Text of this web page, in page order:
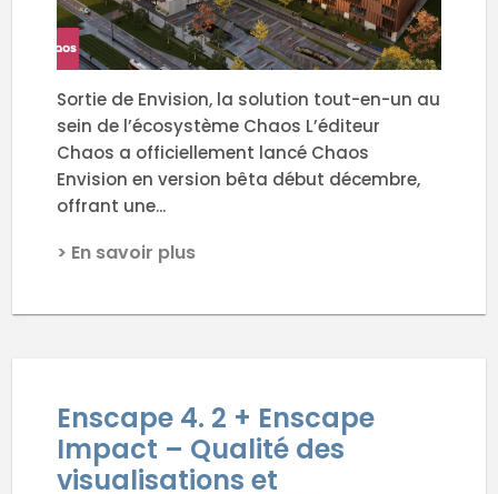
Sortie de Envision, la solution tout-en-un au
sein de l’écosystème Chaos L’éditeur
Chaos a officiellement lancé Chaos
Envision en version bêta début décembre,
offrant une...
> En savoir plus
Enscape 4. 2 + Enscape
Impact – Qualité des
visualisations et